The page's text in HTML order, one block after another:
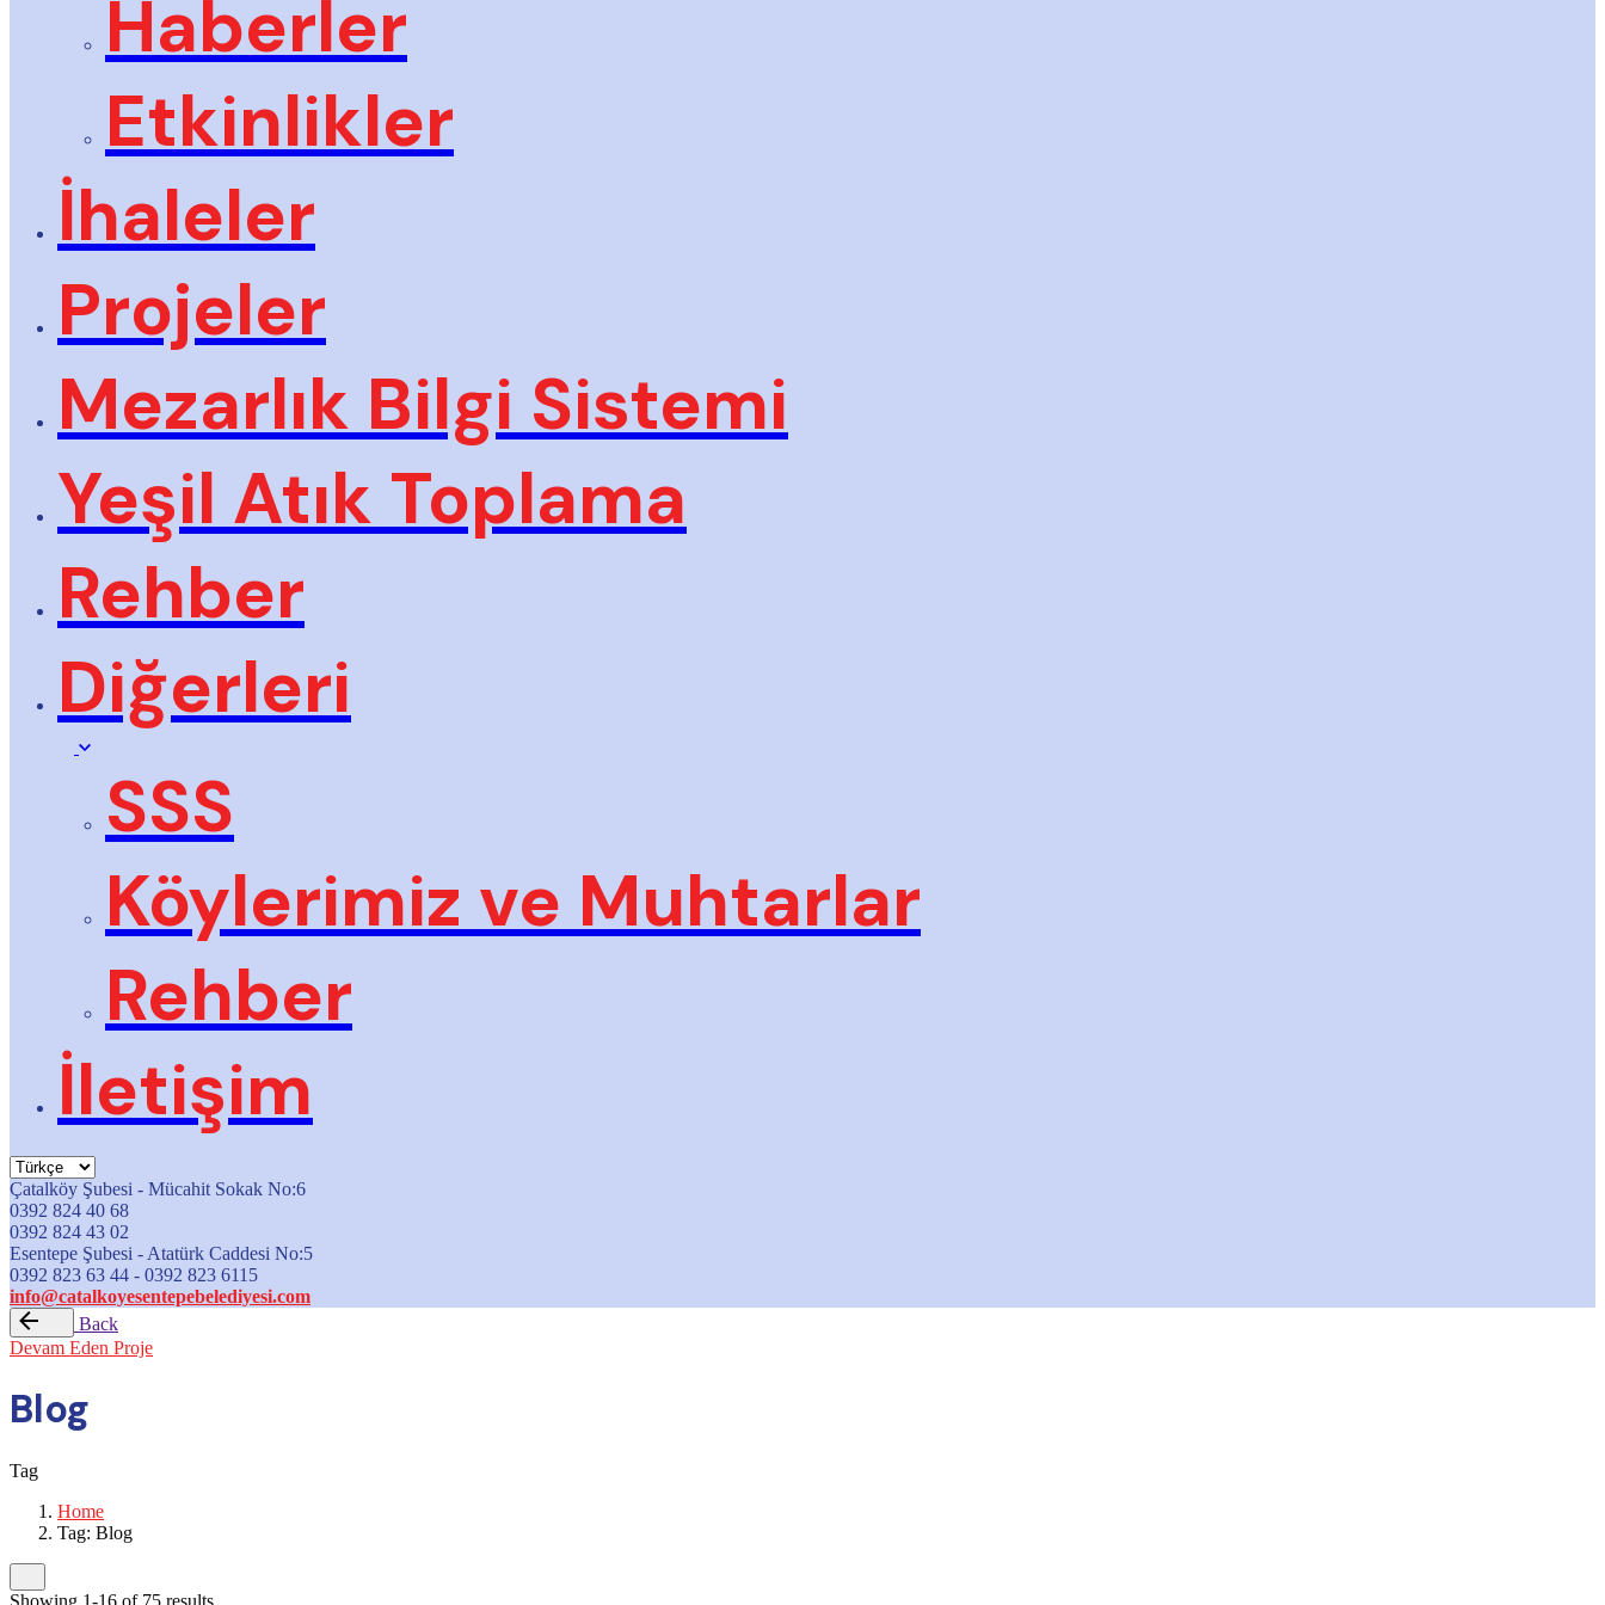
Haberler
Etkinlikler
İhaleler
Projeler
Mezarlık Bilgi Sistemi
Yeşil Atık Toplama
Rehber
Diğerleri
SSS
Köylerimiz ve Muhtarlar
Rehber
İletişim
Çatalköy Şubesi - Mücahit Sokak No:6
0392 824 40 68
0392 824 43 02
Esentepe Şubesi - Atatürk Caddesi No:5
0392 823 63 44 - 0392 823 6115
info@catalkoyesentepebelediyesi.com
Back
Devam Eden Proje
Blog
Tag
Home
Tag: Blog
Showing 1-16 of 75 results